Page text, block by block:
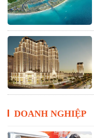
DOANH NGHIỆP